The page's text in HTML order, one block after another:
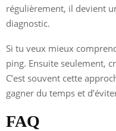
régulièrement, il devient
diagnostic.
Si tu veux mieux
ping. Ensuite seulement,
C’est souvent cette
gagner du temps et
FAQ